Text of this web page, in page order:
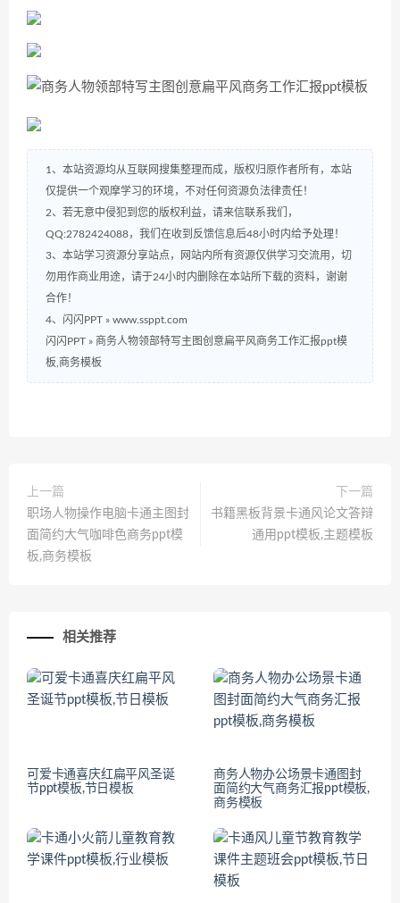
1、本站资源均从互联网搜集整理而成，版权归原作者所有，本站
仅提供一个观摩学习的环境，不对任何资源负法律责任！
2、若无意中侵犯到您的版权利益，请来信联系我们，
QQ:2782424088，我们在收到反馈信息后48小时内给予处理！
3、本站学习资源分享站点，网站内所有资源仅供学习交流用，切
勿用作商业用途，请于24小时内删除在本站所下载的资料，谢谢
合作！
4、闪闪PPT » www.ssppt.com
闪闪PPT » 商务人物领部特写主图创意扁平风商务工作汇报ppt模
板,商务模板
上一篇
职场人物操作电脑卡通主图封
面简约大气咖啡色商务ppt模
板,商务模板
下一篇
书籍黑板背景卡通风论文答辩
通用ppt模板,主题模板
相关推荐
可爱卡通喜庆红扁平风圣诞
节ppt模板,节日模板
商务人物办公场景卡通图封
面简约大气商务汇报ppt模板,
商务模板